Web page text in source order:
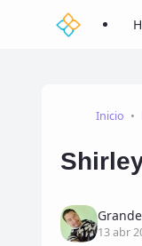
Inicio
13 abr